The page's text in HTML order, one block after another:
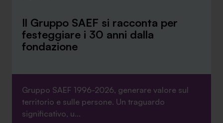
Il Gruppo SAEF si racconta per
festeggiare i 30 anni dalla
fondazione
Gruppo SAEF 1996-2026, generare valore sul
territorio e sulle persone. Un traguardo
significativo, u...